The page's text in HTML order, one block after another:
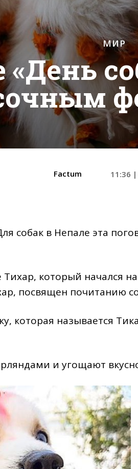
МИР
«День
Factum 11:36
собак в Непале эта
который начался
посвящен почитанию
которая называется
и угощают